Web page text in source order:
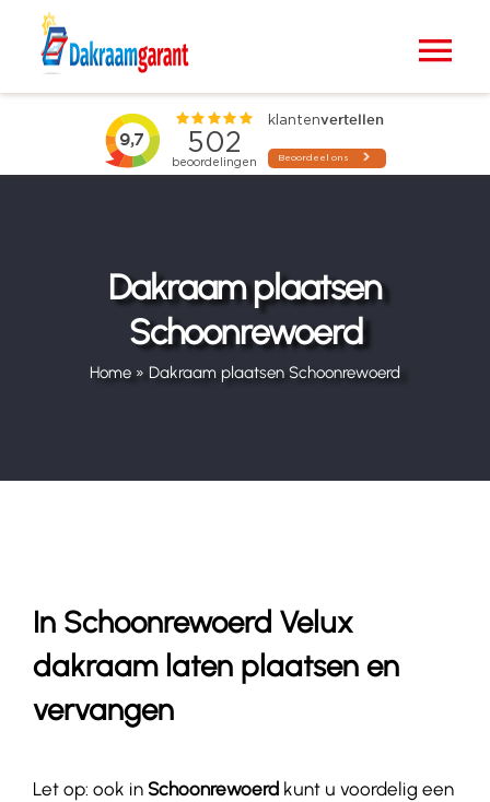
Blogs
Dakraam plaatsen
Schoonrewoerd
Home » Dakraam plaatsen Schoonrewoerd
In Schoonrewoerd Velux
dakraam laten plaatsen en
vervangen
Let op: ook in Schoonrewoerd kunt u voordelig een